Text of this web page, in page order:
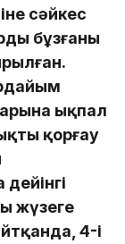
сәйкес
бұзғаны
ықпал
қорғау
жүзеге
4-і